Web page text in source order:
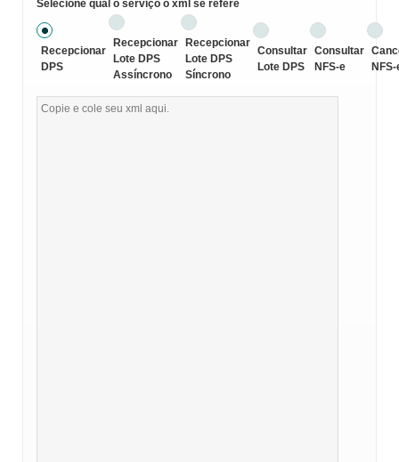
Selecione qual o serviço o xml se refere
Recepcionar
DPS
Recepcionar
Lote DPS
Assíncrono
Recepcionar
Lote DPS
Síncrono
Consultar
Lote DPS
Consultar
NFS-e
NFS-